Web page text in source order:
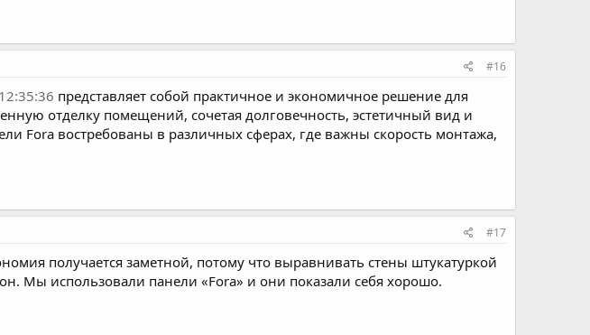
#16
представляет собой практичное и экономичное решение для
отделку помещений, сочетая долговечность, эстетичный вид и
Fora востребованы в различных сферах, где важны скорость монтажа,
#17
получается заметной, потому что выравнивать стены штукатуркой
Мы использовали панели «Fora» и они показали себя хорошо.